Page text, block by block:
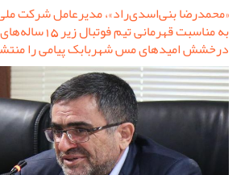
«محمدرضا بنی‌اسدی‌راد»، مدیرعامل شرکت
به مناسبت قهرمانی
درخشش امیدهای مس شهربابک پیامی را